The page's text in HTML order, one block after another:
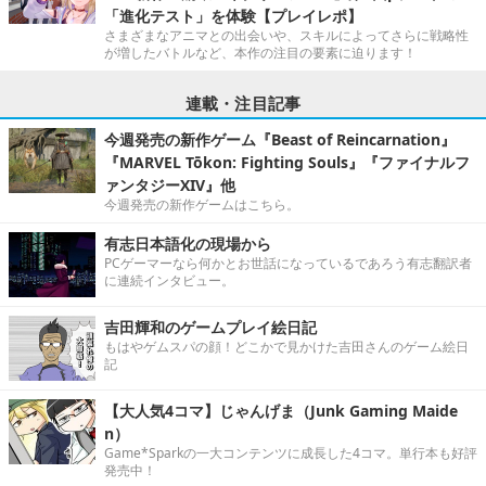
「進化テスト」を体験【プレイレポ】
さまざまなアニマとの出会いや、スキルによってさらに戦略性
が増したバトルなど、本作の注目の要素に迫ります！
連載・注目記事
今週発売の新作ゲーム『Beast of Reincarnation』
『MARVEL Tōkon: Fighting Souls』『ファイナルフ
ァンタジーXIV』他
今週発売の新作ゲームはこちら。
有志日本語化の現場から
PCゲーマーなら何かとお世話になっているであろう有志翻訳者
に連続インタビュー。
吉田輝和のゲームプレイ絵日記
もはやゲムスパの顔！どこかで見かけた吉田さんのゲーム絵日
記
【大人気4コマ】じゃんげま（Junk Gaming Maide
n）
Game*Sparkの一大コンテンツに成長した4コマ。単行本も好評
発売中！